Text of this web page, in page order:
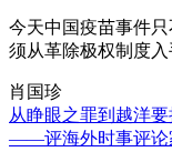
今天中国疫苗事件
须从革除极权制度
肖国珍
从睁眼之罪到越洋要
——评海外时事评论